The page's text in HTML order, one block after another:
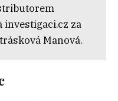
investigaci.cz za
Manová.